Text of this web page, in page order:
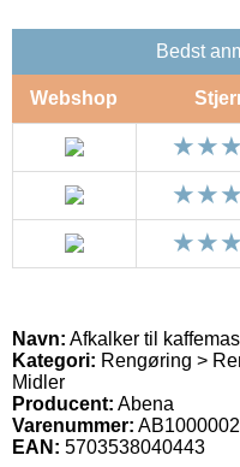
Bedst
Webshop
Navn: Afkalker til
Kategori: Rengøring >
Midler
Producent: Abena
Varenummer:
EAN: 5703538040443